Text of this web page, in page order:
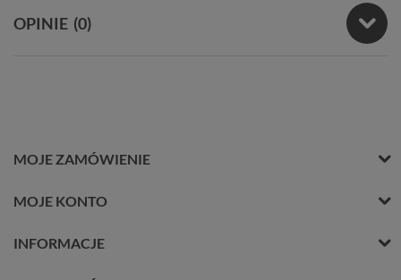
OPINIE (0)
MOJE ZAMÓWIENIE
MOJE KONTO
INFORMACJE